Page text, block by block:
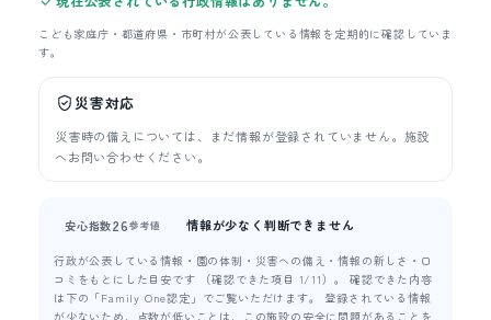
こども家庭庁・都道府県・市町村が公表している情報を定期的に確認していま
す。
災害対応
災害時の備えについては、まだ情報が登録されていません。施設
へお問い合わせください。
安心指数26参考値 情報が少なく判断できません
行政が公表している情報・園の体制・災害への備え・情報の新しさ・口
コミをもとにした目安です （確認できた項目 1/11）。 確認できた内容
は下の「Family One認定」でご覧いただけます。 登録されている情報
が少ないため、点数が低いことは、この施設の安全に問題があることを